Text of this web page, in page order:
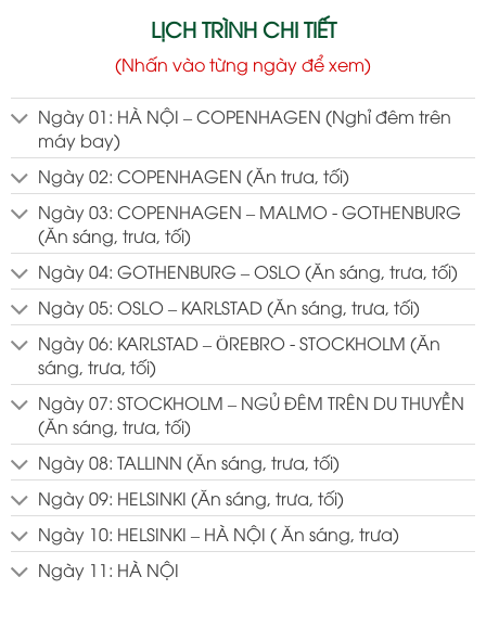
LỊCH TRÌNH CHI TIẾT
(Nhấn vào từng ngày để xem)
Ngày 01: HÀ NỘI – COPENHAGEN (Nghỉ đêm trên
máy bay)
Ngày 02: COPENHAGEN (Ăn trưa, tối)
Ngày 03: COPENHAGEN – MALMO - GOTHENBURG
(Ăn sáng, trưa, tối)
Ngày 04: GOTHENBURG – OSLO (Ăn sáng, trưa, tối)
Ngày 05: OSLO – KARLSTAD (Ăn sáng, trưa, tối)
Ngày 06: KARLSTAD – ÖREBRO - STOCKHOLM (Ăn
sáng, trưa, tối)
Ngày 07: STOCKHOLM – NGỦ ĐÊM TRÊN DU THUYỀN
(Ăn sáng, trưa, tối)
Ngày 08: TALLINN (Ăn sáng, trưa, tối)
Ngày 09: HELSINKI (Ăn sáng, trưa, tối)
Ngày 10: HELSINKI – HÀ NỘI ( Ăn sáng, trưa)
Ngày 11: HÀ NỘI